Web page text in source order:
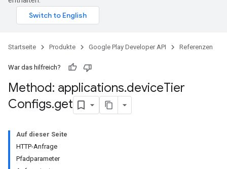
Startseite Produkte Google Play Developer API Referenzen
War das hilfreich?
Method: applications.deviceTier
Configs.get
Auf dieser Seite
HTTP-Anfrage
Pfadparameter